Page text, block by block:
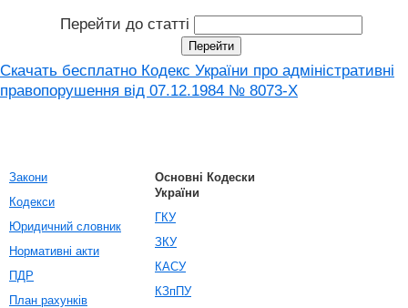
Перейти до статті
Скачать бесплатно Кодекс України про адміністративні
правопорушення вiд 07.12.1984 № 8073-X
Закони
Кодекси
Юридичний словник
Нормативні акти
ПДР
План рахунків
Основні Кодески
України
ГКУ
ЗКУ
КАСУ
КЗпПУ